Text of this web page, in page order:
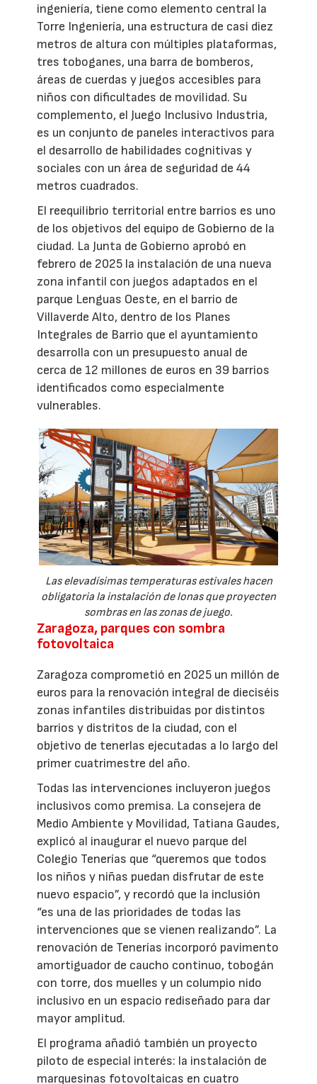
ingeniería, tiene como elemento central la
Torre Ingeniería, una estructura de casi diez
metros de altura con múltiples plataformas,
tres toboganes, una barra de bomberos,
áreas de cuerdas y juegos accesibles para
niños con dificultades de movilidad. Su
complemento, el Juego Inclusivo Industria,
es un conjunto de paneles interactivos para
el desarrollo de habilidades cognitivas y
sociales con un área de seguridad de 44
metros cuadrados.
El reequilibrio territorial entre barrios es uno
de los objetivos del equipo de Gobierno de la
ciudad. La Junta de Gobierno aprobó en
febrero de 2025 la instalación de una nueva
zona infantil con juegos adaptados en el
parque Lenguas Oeste, en el barrio de
Villaverde Alto, dentro de los Planes
Integrales de Barrio que el ayuntamiento
desarrolla con un presupuesto anual de
cerca de 12 millones de euros en 39 barrios
identificados como especialmente
vulnerables.
Las elevadísimas temperaturas estivales hacen
obligatoria la instalación de lonas que proyecten
sombras en las zonas de juego.
Zaragoza, parques con sombra
fotovoltaica
Zaragoza comprometió en 2025 un millón de
euros para la renovación integral de dieciséis
zonas infantiles distribuidas por distintos
barrios y distritos de la ciudad, con el
objetivo de tenerlas ejecutadas a lo largo del
primer cuatrimestre del año.
Todas las intervenciones incluyeron juegos
inclusivos como premisa. La consejera de
Medio Ambiente y Movilidad, Tatiana Gaudes,
explicó al inaugurar el nuevo parque del
Colegio Tenerías que “queremos que todos
los niños y niñas puedan disfrutar de este
nuevo espacio”, y recordó que la inclusión
“es una de las prioridades de todas las
intervenciones que se vienen realizando”. La
renovación de Tenerías incorporó pavimento
amortiguador de caucho continuo, tobogán
con torre, dos muelles y un columpio nido
inclusivo en un espacio rediseñado para dar
mayor amplitud.
El programa añadió también un proyecto
piloto de especial interés: la instalación de
marquesinas fotovoltaicas en cuatro